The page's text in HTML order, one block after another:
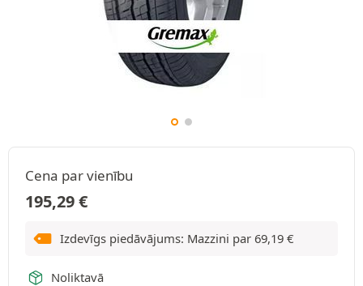
Cena par vienību
195,29€
Izdevīgs piedāvājums: Mazzini par 69,19 €
Noliktavā